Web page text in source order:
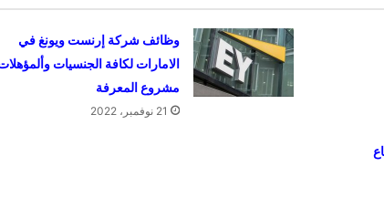
وظائف شركة إرنست ويونغ في
الامارات لكافة الجنسيات
مشروع المعرفة
21 نوفمبر، 2022